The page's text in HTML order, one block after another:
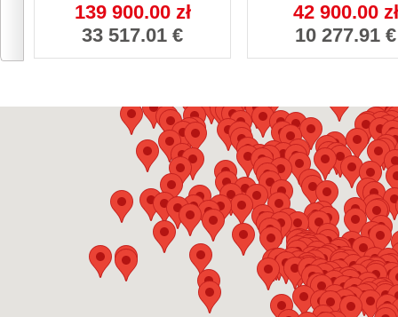
139 900.00 zł
33 517.01 €
42 900.00 zł
10 277.91 €